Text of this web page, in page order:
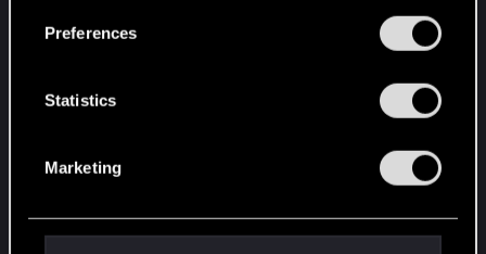
Preferences
Statistics
Marketing
egal aus welcher rubrik ich das formular öffnen
will - ich bekomme nur die (rote) negative anzeige